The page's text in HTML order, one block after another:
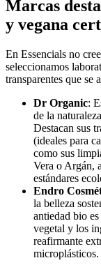
Marcas
y vegana
En Essencials no
seleccionamos
transparentes que se
Dr Organic:
de la
Destacan sus
(ideales para
como sus
Vera o Argán,
estándares
Endro
la belleza
antiedad bio
vegetal y los
reafirmante
microplásticos.